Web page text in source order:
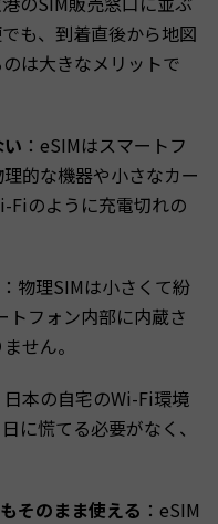
も、到着直後から地図
は大きなメリットで
：eSIMはスマートフ
的な機器や小さなカー
Fiのように充電切れの
：物理SIMは小さくて紛
トフォン内部に内蔵さ
せん。
日本の自宅のWi-Fi環境
に慌てる必要がなく、
そのまま使える ：eSIM